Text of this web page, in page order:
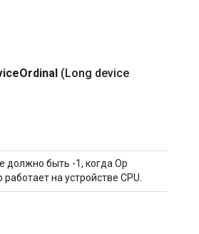
Ordinal (Long device
должно быть -1, когда Op
на устройстве CPU.